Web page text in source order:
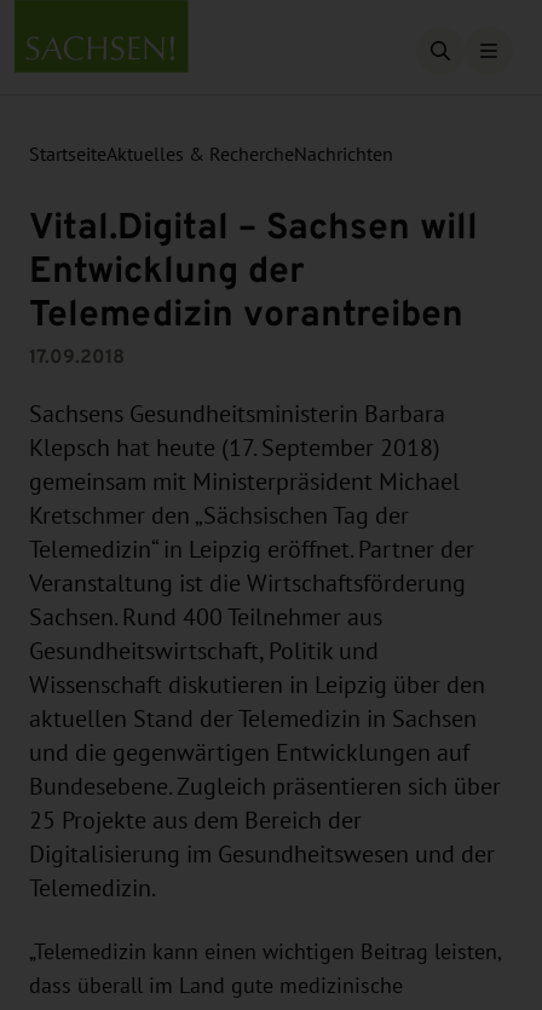
Suche
StartseiteAktuelles & RechercheNachrichten
Vital.Digital – Sachsen will
Entwicklung der
Telemedizin vorantreiben
17.09.2018
Sachsens Gesundheitsministerin Barbara
Klepsch hat heute (17. September 2018)
gemeinsam mit Ministerpräsident Michael
Kretschmer den „Sächsischen Tag der
Telemedizin“ in Leipzig eröffnet. Partner der
Veranstaltung ist die Wirtschaftsförderung
Sachsen. Rund 400 Teilnehmer aus
Gesundheitswirtschaft, Politik und
Wissenschaft diskutieren in Leipzig über den
aktuellen Stand der Telemedizin in Sachsen
und die gegenwärtigen Entwicklungen auf
Bundesebene. Zugleich präsentieren sich über
25 Projekte aus dem Bereich der
Digitalisierung im Gesundheitswesen und der
Telemedizin.
„Telemedizin kann einen wichtigen Beitrag leisten,
dass überall im Land gute medizinische